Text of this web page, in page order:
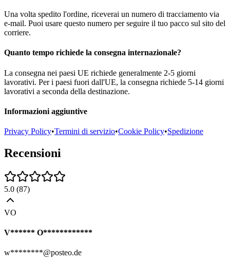
Una volta spedito l'ordine, riceverai un numero di tracciamento via
e-mail. Puoi usare questo numero per seguire il tuo pacco sul sito del
corriere.
Quanto tempo richiede la consegna internazionale?
La consegna nei paesi UE richiede generalmente 2-5 giorni
lavorativi. Per i paesi fuori dall'UE, la consegna richiede 5-14 giorni
lavorativi a seconda della destinazione.
Informazioni aggiuntive
Privacy Policy•Termini di servizio•Cookie Policy•Spedizione
Recensioni
5.0 (87)
VO
V****** O************
w********@posteo.de